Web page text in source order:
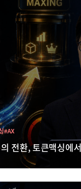
전환, 토큰맥싱에
#AX